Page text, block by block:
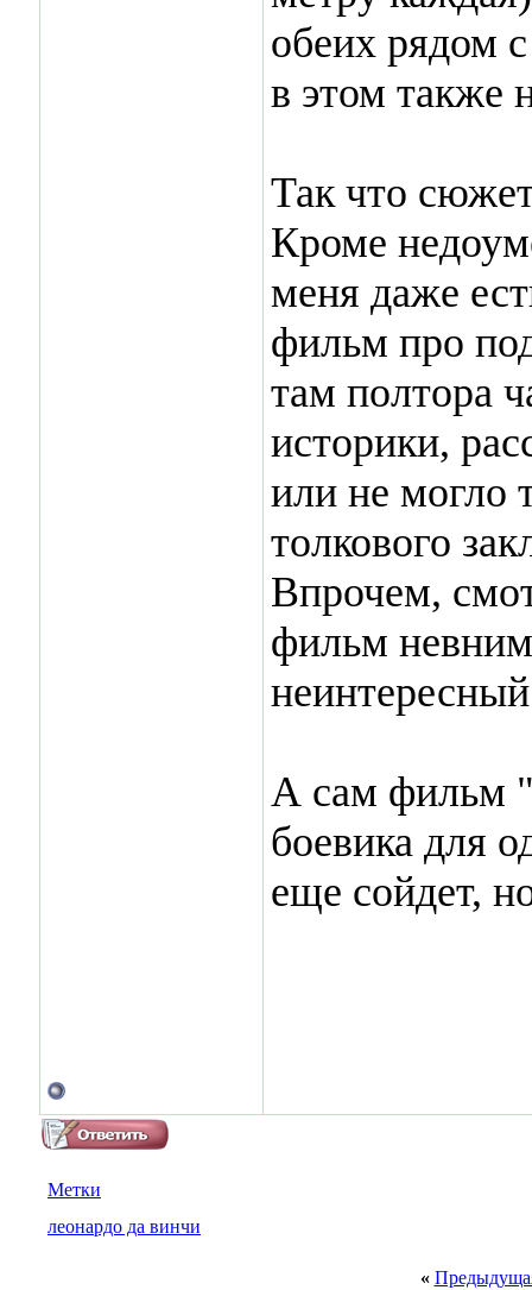
обеих рядом
в этом также
Так что
Кроме
меня даже
фильм про
там полтора
историки,
или не могло
толкового
Впрочем,
фильм
А сам фильм
боевика для
еще сойдет,
Метки
леонардо да винчи
«